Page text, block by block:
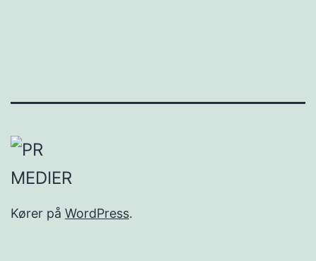
Kører på WordPress.